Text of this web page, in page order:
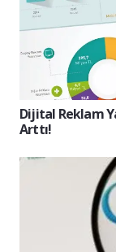
Dijital Reklam
Arttı!